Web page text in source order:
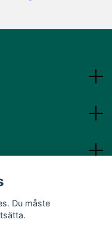
Du måste